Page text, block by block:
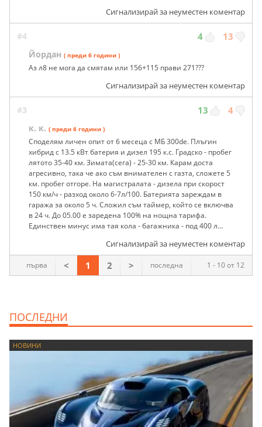
Сигнализирай за неуместен коментар
#4 4 13
Йордан ( преди 6 години )
Аз л8 не мога да смятам или 156+115 прави 271???
Сигнализирай за неуместен коментар
#3 13 4
к. к. ( преди 6 години )
Споделям личен опит от 6 месеца с МБ 300de. Плъгин
хибрид с 13.5 кВт батерия и дизел 195 к.с. Градско - пробег
лятото 35-40 км. Зимата(сега) - 25-30 км. Карам доста
агресивно, така че ако съм внимателен с газта, сложете 5
км. пробег отгоре. На магистралата - дизела при скорост
150 км/ч - разход около 6-7л/100. Батерията зареждам в
гаража за около 5 ч. Сложил съм таймер, който се включва
в 24 ч. До 05.00 е заредена 100% на нощна тарифа.
Единствен минус има тая кола - багажника - под 400 л...
Сигнализирай за неуместен коментар
1 - 10 от 12
първа < 1 2 > последна
ПОСЛЕДНИ
НОВИНИ